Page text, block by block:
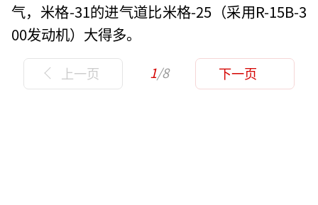
气，米格-31的进气道比米格-25（采用R-15B-3
00发动机）大得多。
上一页 1/8 下一页